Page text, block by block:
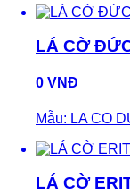
LÁ CỜ
0 VNĐ
Mẫu: LA CO
LÁ CỜ